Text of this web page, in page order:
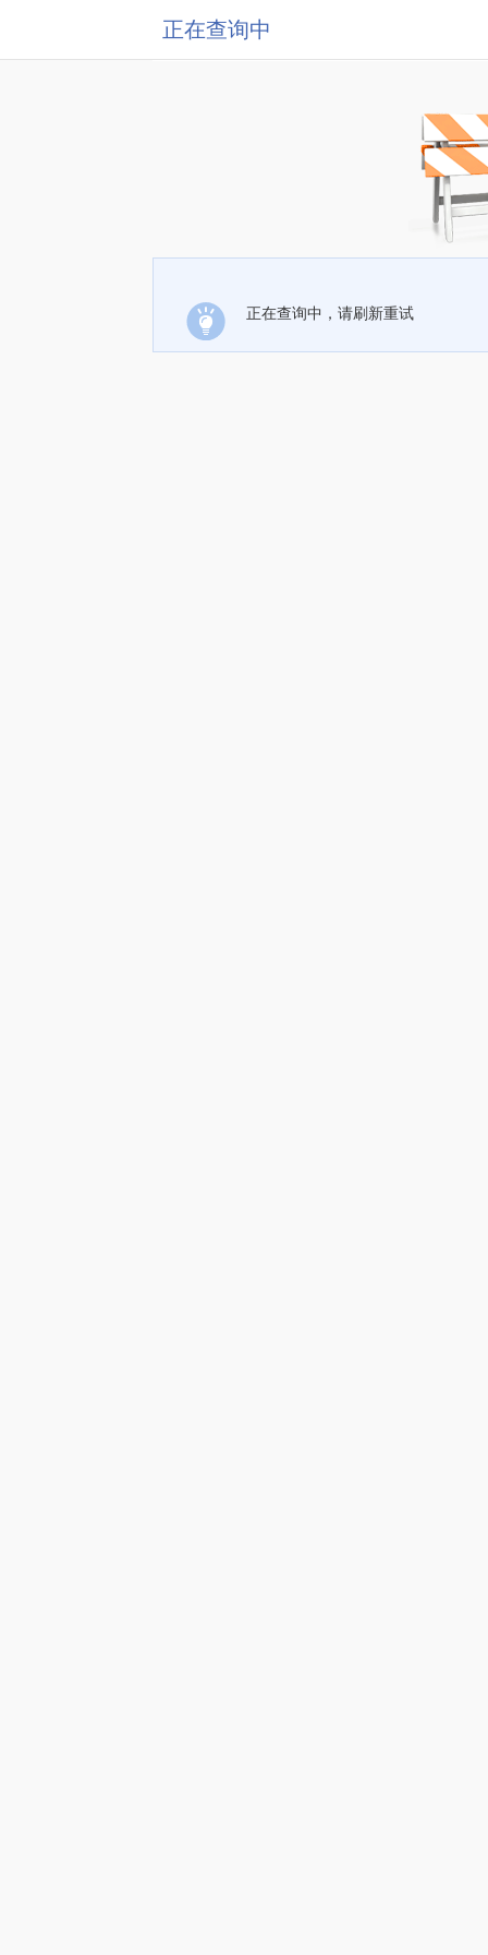
正在查询中
正在查询中，请刷新重试